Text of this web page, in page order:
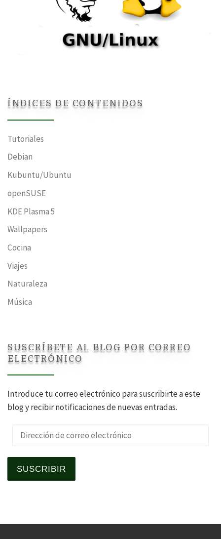
ÍNDICES DE CONTENIDOS
Tutoriales
Debian
Kubuntu/Ubuntu
openSUSE
KDE Plasma 5
Wallpapers
Cocina
Viajes
Naturaleza
Música
SUSCRÍBETE AL BLOG POR CORREO
ELECTRÓNICO
Introduce tu correo electrónico para suscribirte a este
blog y recibir notificaciones de nuevas entradas.
Dirección de correo electrónico
SUSCRIBIR